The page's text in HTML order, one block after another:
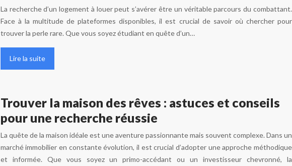
La recherche d’un logement à louer peut s’avérer être un véritable parcours du combattant.
Face à la multitude de plateformes disponibles, il est crucial de savoir où chercher pour
trouver la perle rare. Que vous soyez étudiant en quête d’un…
Lire la suite
Trouver la maison des rêves : astuces et conseils
pour une recherche réussie
La quête de la maison idéale est une aventure passionnante mais souvent complexe. Dans un
marché immobilier en constante évolution, il est crucial d’adopter une approche méthodique
et informée. Que vous soyez un primo-accédant ou un investisseur chevronné, la